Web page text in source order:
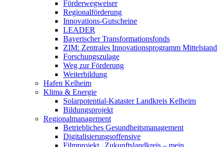
Förderwegweiser
Regionalförderung
Innovations-Gutscheine
LEADER
Bayerischer Transformationsfonds
ZIM: Zentrales Innovationsprogramm Mittelstand
Forschungszulage
Weg zur Förderung
Weiterbildung
Hafen Kelheim
Klima & Energie
Solarpotential-Kataster Landkreis Kelheim
Bildungsprojekt
Regionalmanagement
Betriebliches Gesundheitsmanagement
Digitalisierungsoffensive
Filmprojekt „Zukunftslandkreis – mein